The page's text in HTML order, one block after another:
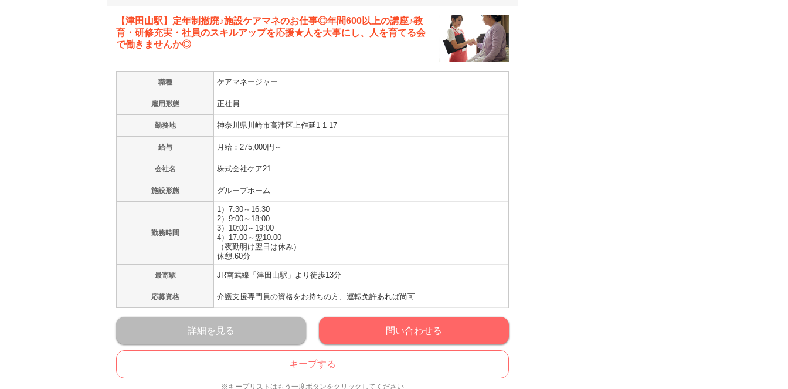
【津田山駅】定年制撤廃♪施設ケアマネのお仕事◎年間600以上の講座♪教
育・研修充実・社員のスキルアップを応援★人を大事にし、人を育てる会
で働きませんか◎
職種 ケアマネージャー
雇用形態 正社員
勤務地 神奈川県川崎市高津区上作延1-1-17
給与 月給：275,000円～
会社名 株式会社ケア21
施設形態 グループホーム
勤務時間
1）7:30～16:30
2）9:00～18:00
3）10:00～19:00
4）17:00～翌10:00
（夜勤明け翌日は休み）
休憩:60分
最寄駅 JR南武線「津田山駅」より徒歩13分
応募資格 介護支援専門員の資格をお持ちの方、運転免許あれば尚可
詳細を見る 問い合わせる
キープする
※キープリストはもう一度ボタンをクリックしてください